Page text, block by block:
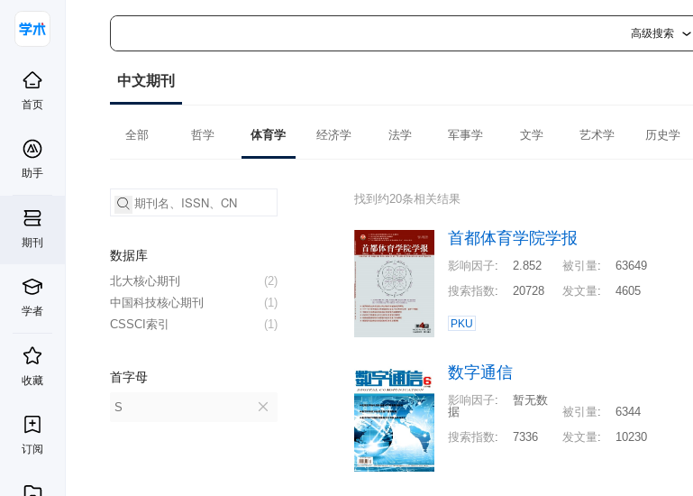
高级搜索
首页
助手
期刊
学者
收藏
订阅
中文期刊
全部 哲学 体育学 经济学 法学 军事学 文学 艺术学 历史学
数据库
(2)
北大核心期刊
(1)
中国科技核心期刊
(1)
CSSCI索引
首字母
S
找到约20条相关结果
首都体育学院学报
影响因子: 2.852 被引量:
63649
搜索指数: 20728 发文量: 4605
PKU
数字通信
影响因子:
暂无数
据
被引量:
6344
搜索指数: 7336 发文量: 10230